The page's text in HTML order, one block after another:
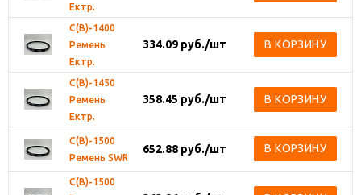
Ектр.
С(В)-1400
Ремень
Ектр.
334.09 руб./шт В КОРЗИНУ
С(В)-1450
Ремень
Ектр.
358.45 руб./шт В КОРЗИНУ
С(В)-1500
Ремень SWR
652.88 руб./шт В КОРЗИНУ
С(В)-1500